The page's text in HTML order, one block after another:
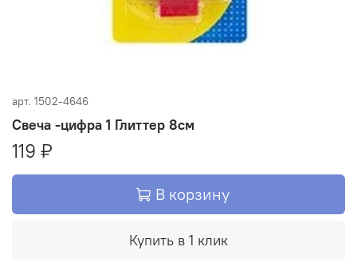
арт. 1502-4646
Свеча -цифра 1 Глиттер 8см
119 ₽
В корзину
Купить в 1 клик